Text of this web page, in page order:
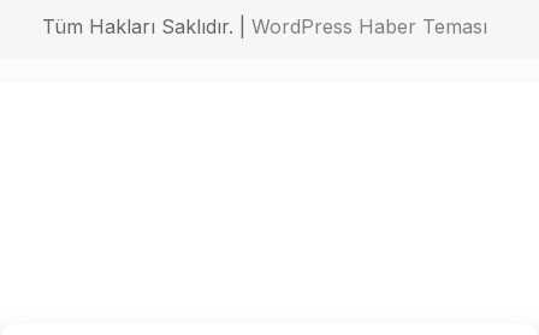
Tüm Hakları Saklıdır. | WordPress Haber Teması